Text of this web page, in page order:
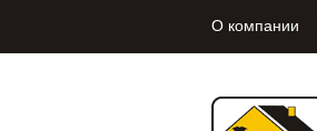
О компании